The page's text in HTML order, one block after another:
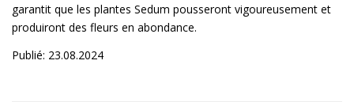
garantit que les plantes Sedum pousseront vigoureusement et
produiront des fleurs en abondance.
Publié: 23.08.2024